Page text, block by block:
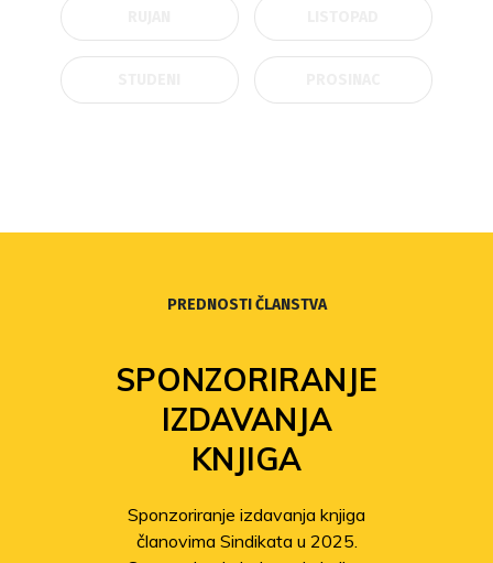
PREDNOSTI ČLANSTVA
SPONZORIRANJE
IZDAVANJA
KNJIGA
Sponzoriranje izdavanja knjiga
članovima Sindikata u 2025.